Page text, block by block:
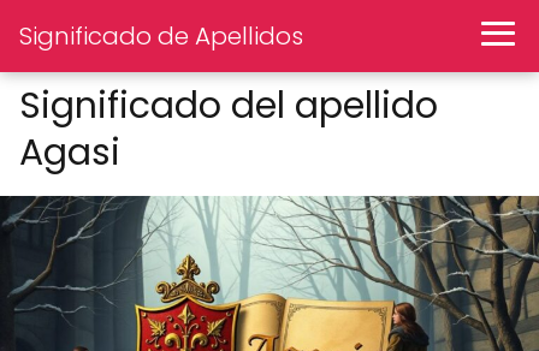
Significado de Apellidos
Significado del apellido
Agasi